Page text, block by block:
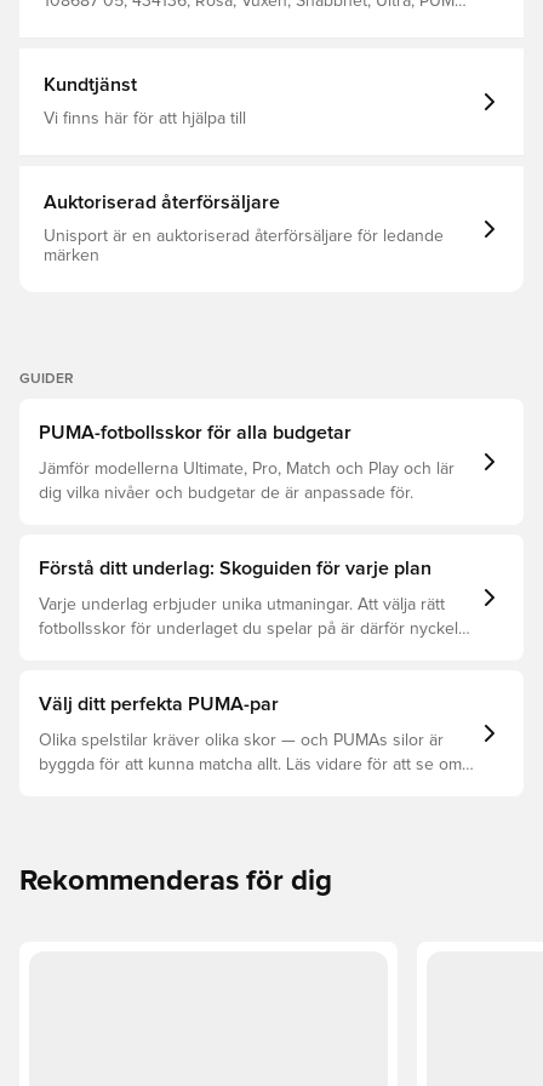
for both firm ground and artificial turf (FG/AG)
Kundtjänst
Vi finns här för att hjälpa till
Auktoriserad återförsäljare
Unisport är en auktoriserad återförsäljare för ledande
märken
GUIDER
PUMA-fotbollsskor för alla budgetar
Jämför modellerna Ultimate, Pro, Match och Play och lär
dig vilka nivåer och budgetar de är anpassade för.
Förstå ditt underlag: Skoguiden för varje plan
Varje underlag erbjuder unika utmaningar. Att välja rätt
fotbollsskor för underlaget du spelar på är därför nyckeln
de olika underlagen.
Välj ditt perfekta PUMA-par
Olika spelstilar kräver olika skor — och PUMAs silor är
byggda för att kunna matcha allt. Läs vidare för att se om
Rekommenderas för dig